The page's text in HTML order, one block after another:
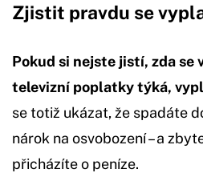
Zjistit pravdu se
Pokud si nejste jistí, zda se
televizní poplatky týká,
se totiž ukázat, že spadáte
nárok na osvobození – a
přicházíte o peníze.